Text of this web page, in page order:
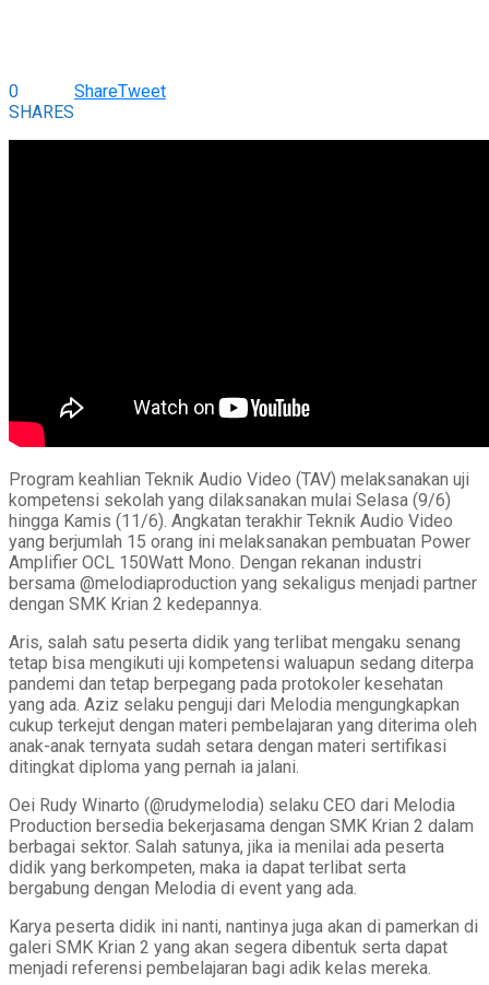
0
SHARES
ShareTweet
Program keahlian Teknik Audio Video (TAV) melaksanakan uji
kompetensi sekolah yang dilaksanakan mulai Selasa (9/6)
hingga Kamis (11/6). Angkatan terakhir Teknik Audio Video
yang berjumlah 15 orang ini melaksanakan pembuatan Power
Amplifier OCL 150Watt Mono. Dengan rekanan industri
bersama @melodiaproduction yang sekaligus menjadi partner
dengan SMK Krian 2 kedepannya.
Aris, salah satu peserta didik yang terlibat mengaku senang
tetap bisa mengikuti uji kompetensi waluapun sedang diterpa
pandemi dan tetap berpegang pada protokoler kesehatan
yang ada. Aziz selaku penguji dari Melodia mengungkapkan
cukup terkejut dengan materi pembelajaran yang diterima oleh
anak-anak ternyata sudah setara dengan materi sertifikasi
ditingkat diploma yang pernah ia jalani.
Oei Rudy Winarto (@rudymelodia) selaku CEO dari Melodia
Production bersedia bekerjasama dengan SMK Krian 2 dalam
berbagai sektor. Salah satunya, jika ia menilai ada peserta
didik yang berkompeten, maka ia dapat terlibat serta
bergabung dengan Melodia di event yang ada.
Karya peserta didik ini nanti, nantinya juga akan di pamerkan di
galeri SMK Krian 2 yang akan segera dibentuk serta dapat
menjadi referensi pembelajaran bagi adik kelas mereka.